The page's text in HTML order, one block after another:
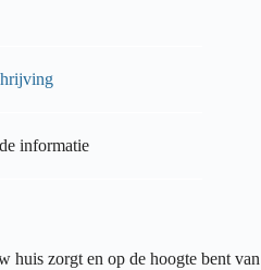
informatie
huis zorgt en op de hoogte bent van